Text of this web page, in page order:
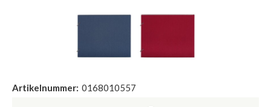
Artikelnummer: 0168010557